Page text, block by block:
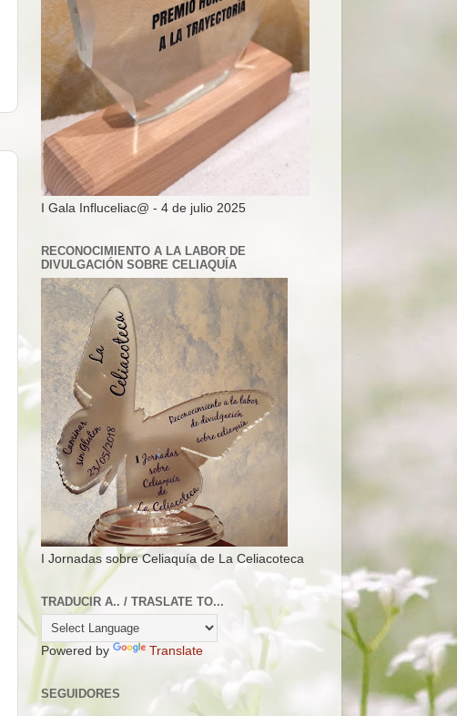
I Gala Influceliac@ - 4 de julio 2025
RECONOCIMIENTO A LA LABOR DE
DIVULGACIÓN SOBRE CELIAQUÍA
I Jornadas sobre Celiaquía de La Celiacoteca
TRADUCIR A.. / TRASLATE TO...
Powered by Translate
SEGUIDORES